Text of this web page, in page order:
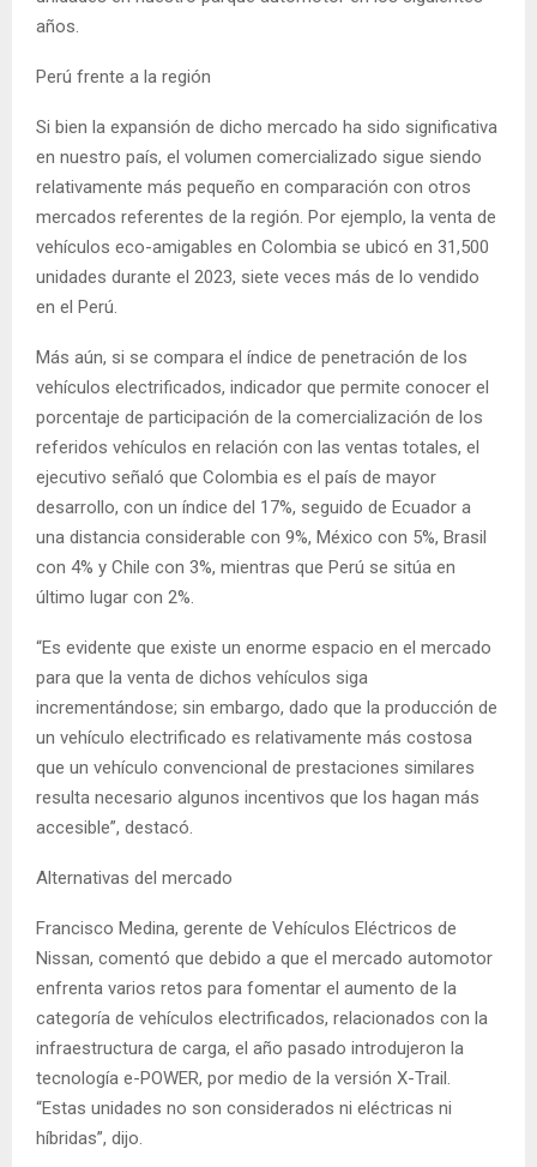
años.
Perú frente a la región
Si bien la expansión de dicho mercado ha sido significativa
en nuestro país, el volumen comercializado sigue siendo
relativamente más pequeño en comparación con otros
mercados referentes de la región. Por ejemplo, la venta de
vehículos eco-amigables en Colombia se ubicó en 31,500
unidades durante el 2023, siete veces más de lo vendido
en el Perú.
Más aún, si se compara el índice de penetración de los
vehículos electrificados, indicador que permite conocer el
porcentaje de participación de la comercialización de los
referidos vehículos en relación con las ventas totales, el
ejecutivo señaló que Colombia es el país de mayor
desarrollo, con un índice del 17%, seguido de Ecuador a
una distancia considerable con 9%, México con 5%, Brasil
con 4% y Chile con 3%, mientras que Perú se sitúa en
último lugar con 2%.
“Es evidente que existe un enorme espacio en el mercado
para que la venta de dichos vehículos siga
incrementándose; sin embargo, dado que la producción de
un vehículo electrificado es relativamente más costosa
que un vehículo convencional de prestaciones similares
resulta necesario algunos incentivos que los hagan más
accesible”, destacó.
Alternativas del mercado
Francisco Medina, gerente de Vehículos Eléctricos de
Nissan, comentó que debido a que el mercado automotor
enfrenta varios retos para fomentar el aumento de la
categoría de vehículos electrificados, relacionados con la
infraestructura de carga, el año pasado introdujeron la
tecnología e-POWER, por medio de la versión X-Trail.
“Estas unidades no son considerados ni eléctricas ni
híbridas”, dijo.